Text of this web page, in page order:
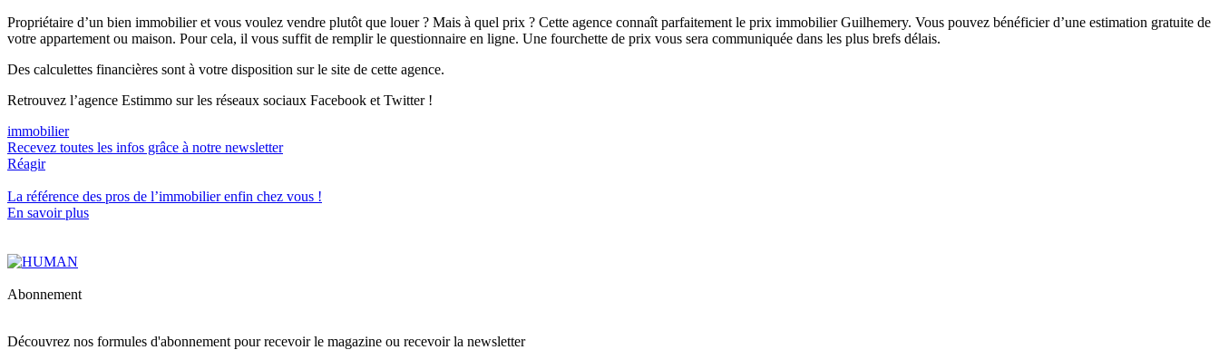
Propriétaire d’un bien immobilier et vous voulez vendre plutôt que louer ? Mais à quel prix ? Cette agence connaît parfaitement le prix immobilier Guilhemery. Vous pouvez bénéficier d’une estimation gratuite de
votre appartement ou maison. Pour cela, il vous suffit de remplir le questionnaire en ligne. Une fourchette de prix vous sera communiquée dans les plus brefs délais.
Des calculettes financières sont à votre disposition sur le site de cette agence.
Retrouvez l’agence Estimmo sur les réseaux sociaux Facebook et Twitter !
immobilier
Recevez toutes les infos grâce à notre newsletter
Réagir
La référence des pros de l’immobilierenfin chez vous !
En savoir plus
Abonnement
Découvrez nos formules d'abonnement pour recevoir le magazine ou recevoir la newsletter